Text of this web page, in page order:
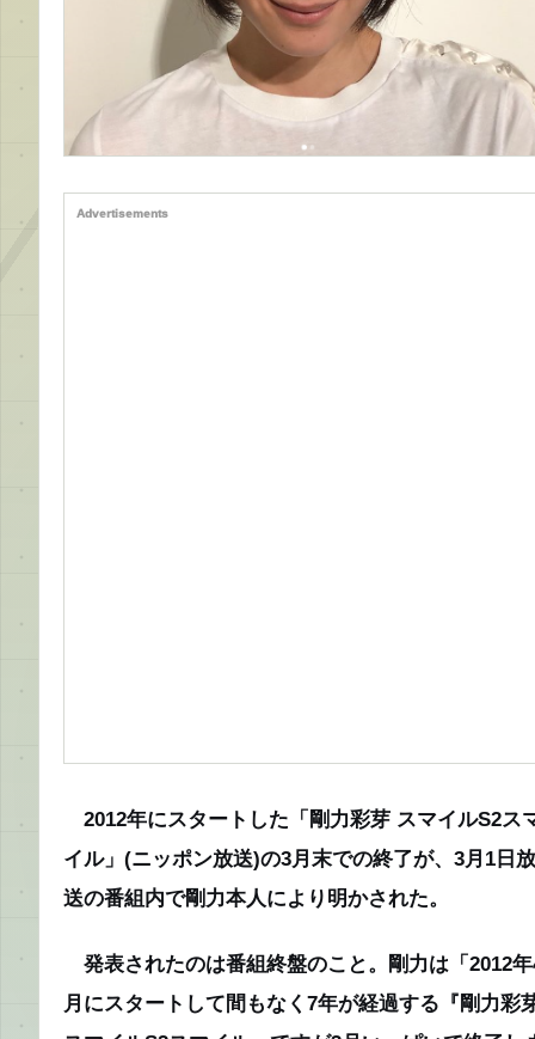
Advertisements
2012年にスタートした「剛力彩芽 スマイルS2ス
イル」(ニッポン放送)の3月末での終了が、3月1日放
送の番組内で剛力本人により明かされた。
発表されたのは番組終盤のこと。剛力は「2012
月にスタートして間もなく7年が経過する『剛力彩